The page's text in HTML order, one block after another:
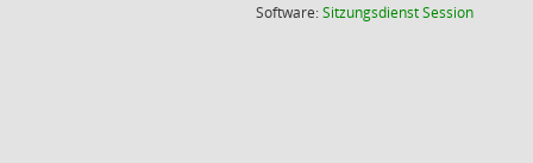
Software:SitzungsdienstSession(Wird in